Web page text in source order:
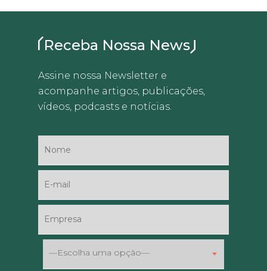
Receba Nossa News
Assine nossa Newsletter e
acompanhe artigos, publicações,
vídeos, podcasts e notícias.
—Escolha uma opção—